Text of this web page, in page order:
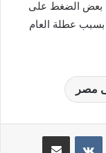
بعض الضغط على
بسبب عطلة العام